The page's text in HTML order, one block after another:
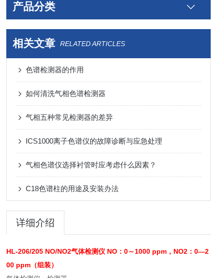
产品分类
相关文章 RELATED ARTICLES
色谱检测器的作用
如何清洗气相色谱检测器
气相五种常见检测器的差异
ICS1000离子色谱仪的故障诊断与应急处理
气相色谱仪选择衬管时应考虑什么因素？
C18色谱柱的用途及安装办法
详细介绍
HL-206/205 NO/NO2气体检测仪 NO：0～1000 ppm，NO2：0—2
00 ppm（组装）